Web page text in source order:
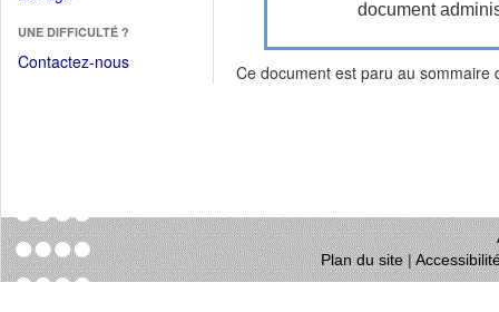
fenêtre)
une
nouvelle
UNE DIFFICULTÉ ?
Contactez-nous
document
Ce document est paru au sommaire
Plan du site|